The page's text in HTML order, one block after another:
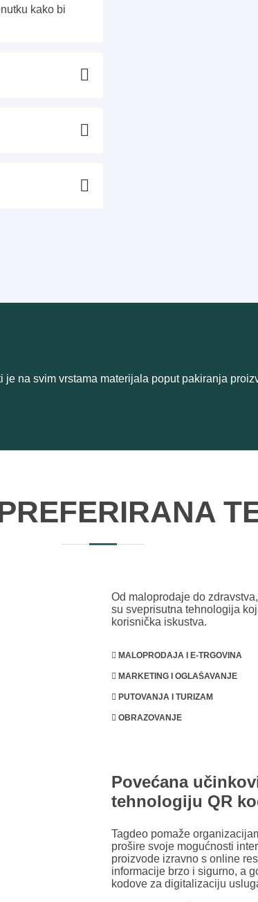
kako bi
na svim vrstama materijala poput pakiranja
Od maloprodaje do
su sveprisutna tehnologija
korisnička iskustva.
MALOPRODAJA I E-TRGOVINA
MARKETING I OGLAŠAVANJE
PUTOVANJA I TURIZAM
OBRAZOVANJE
Povećana
tehnologiju QR
Tagdeo pomaže
prošire svoje mogućnosti
proizvode izravno s online
informacije brzo i sigurno, a
kodove za digitalizaciju